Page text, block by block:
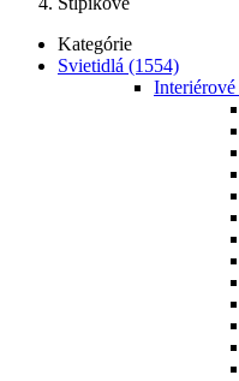
Kategórie
Svietidlá (1554)
Interiérové